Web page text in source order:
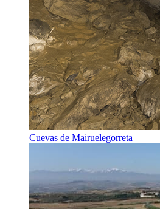
Cuevas de Mairuelegorreta